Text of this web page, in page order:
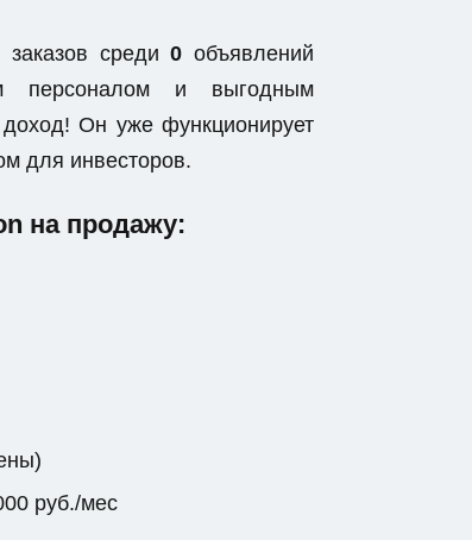
заказов среди0 объявлений
персоналом и выгодным
Он уже функционирует
для инвесторов.
на продажу:
руб./мес